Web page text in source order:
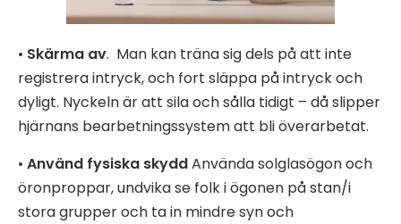
• Skärma av. Man kan träna sig dels på att inte
registrera intryck, och fort släppa på intryck och
dyligt. Nyckeln är att sila och sålla tidigt – då slipper
hjärnans bearbetningssystem att bli överarbetat.
• Använd fysiska skyddAnvända solglasögon och
öronproppar, undvika se folk i ögonen på stan/i
stora grupper och ta in mindre syn och